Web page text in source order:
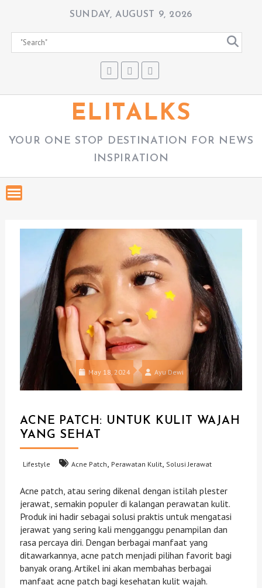
SUNDAY, AUGUST 9, 2026
ELITALKS
YOUR ONE STOP DESTINATION FOR NEWS
INSPIRATION
May 18, 2024 Ayu Dewi
ACNE PATCH: UNTUK KULIT WAJAH
YANG SEHAT
Lifestyle Acne Patch, Perawatan Kulit, Solusi Jerawat
Acne patch, atau sering dikenal dengan istilah plester
jerawat, semakin populer di kalangan perawatan kulit.
Produk ini hadir sebagai solusi praktis untuk mengatasi
jerawat yang sering kali mengganggu penampilan dan
rasa percaya diri. Dengan berbagai manfaat yang
ditawarkannya, acne patch menjadi pilihan favorit bagi
banyak orang. Artikel ini akan membahas berbagai
manfaat acne patch bagi kesehatan kulit wajah.